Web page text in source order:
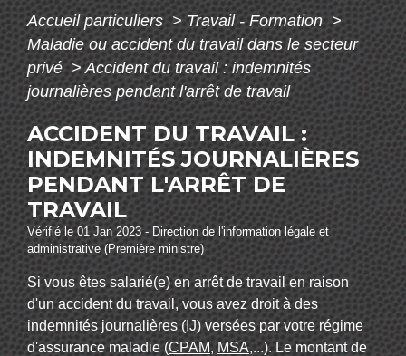
Accueil particuliers > Travail - Formation >
Maladie ou accident du travail dans le secteur
privé> Accident du travail : indemnités
journalières pendant l'arrêt de travail
ACCIDENT DU TRAVAIL :
INDEMNITÉS JOURNALIÈRES
PENDANT L'ARRÊT DE
TRAVAIL
Vérifié le 01 Jan 2023 - Direction de l'information légale et
administrative (Première ministre)
Si vous êtes salarié(e) en arrêt de travail en raison
d'un accident du travail, vous avez droit à des
indemnités journalières (IJ) versées par votre régime
d'assurance maladie (CPAM,MSA,...). Le montant de